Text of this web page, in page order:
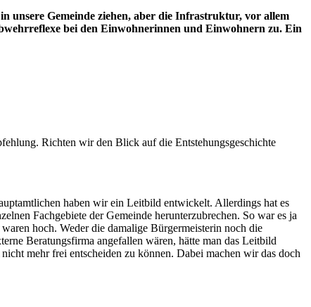
unsere Gemeinde ziehen, aber die Infrastruktur, vor allem
bei den Einwohnerinnen und Einwohnern zu. Ein
Richten wir den Blick auf die Entstehungsgeschichte
haben wir ein Leitbild entwickelt. Allerdings hat es
Fachgebiete der Gemeinde herunterzubrechen. So war es ja
hoch. Weder die damalige Bürgermeisterin noch die
Beratungsfirma angefallen wären, hätte man das Leitbild
mehr frei entscheiden zu können. Dabei machen wir das doch